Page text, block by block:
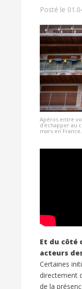
Posté le
Apéros entre
d'échapper au
mars en
Et du côté
acteurs
Certaines
directement
de la